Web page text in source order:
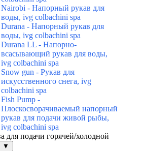
Nairobi - Напорный рукав для
воды, ivg colbachini spa
Durana - Напорный рукав для
воды, ivg colbachini spa
Durana LL - Напорно-
всасывающий рукав для воды,
ivg colbachini spa
Snow gun - Рукав для
искусственного снега, ivg
colbachini spa
Fish Pump -
Плоскосворачиваемый напорный
рукав для подачи живой рыбы,
ivg colbachini spa
для подачи горячей/холодной
▼